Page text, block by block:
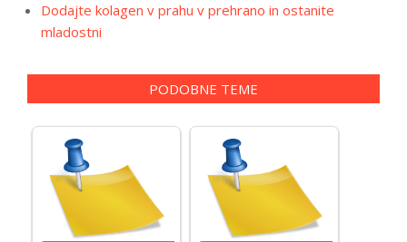
Dodajte kolagen v prahu v prehrano in ostanite
mladostni
PODOBNE TEME